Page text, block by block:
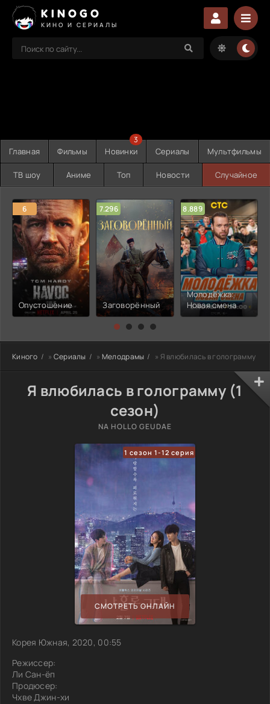
KINOGO
КИНО И СЕРИАЛЫ
Главная Фильмы Новинки
3
Сериалы Мультфильмы
ТВ шоу Аниме Топ Новости Случайное
6
Опустошение
7.296
Заговорённый
8.889
Молодёжка:
Новая смена
Киного » Сериалы » Мелодрамы » Я влюбилась в голограмму
Я влюбилась в голограмму (1
сезон)
NA HOLLO GEUDAE
1 сезон 1-12 серия
СМОТРЕТЬ ОНЛАЙН
Корея Южная, 2020, 00:55
Режиссер:
Ли Сан-ёп
Продюсер:
Чхве Джин-хи